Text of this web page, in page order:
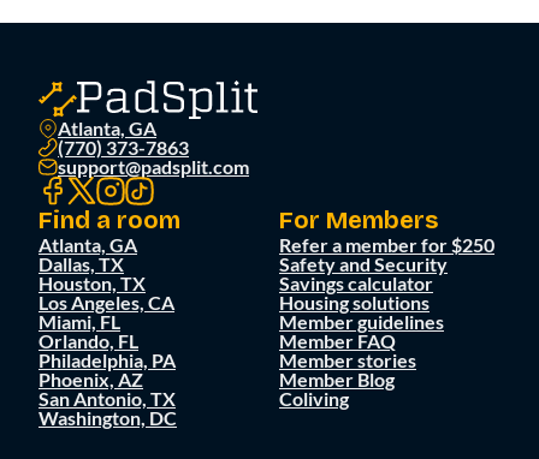
Atlanta, GA
(770) 373-7863
support@padsplit.com
Find a room
Atlanta, GA
Dallas, TX
Houston, TX
Los Angeles, CA
Miami, FL
Orlando, FL
Philadelphia, PA
Phoenix, AZ
San Antonio, TX
Washington, DC
For Members
Refer a member for $250
Safety and Security
Savings calculator
Housing solutions
Member guidelines
Member FAQ
Member stories
Member Blog
Coliving